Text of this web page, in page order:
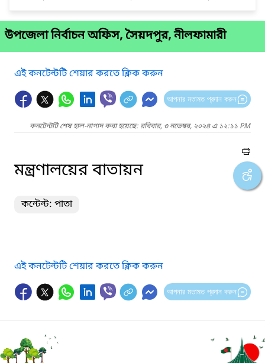
উপজেলা নির্বাচন অফিস, সৈয়দপুর, নীলফামারী
এই কনটেন্টটি শেয়ার করতে ক্লিক করুন
আপনার মতামত প্রদান করুন
কনটেন্টটি শেষ হাল-নাগাদ করা হয়েছে: রবিবার, ৩ নভেম্বর, ২০২৪ এ ১২:১১ PM
মন্ত্রণালয়ের বাতায়ন
কন্টেন্ট: পাতা
এই কনটেন্টটি শেয়ার করতে ক্লিক করুন
আপনার মতামত প্রদান করুন